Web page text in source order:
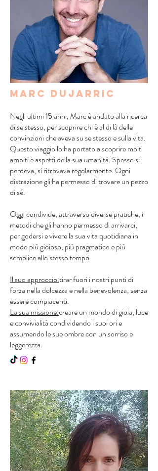
Marc Dujarric
Negli ultimi 15 anni, Marc è andato alla ricerca
di se stesso, per scoprire chi è al di là delle
convinzioni che aveva su se stesso e sulla vita.
Questo viaggio lo ha portato a scoprire molti
ambiti e aspetti della sua umanità. Spesso si
perdeva, si ritrovava regolarmente. Ogni
distrazione gli ha permesso di trovare un pezzo
di sé.
Oggi condivide, attraverso diverse pratiche, i
metodi che gli hanno permesso di arrivarci,
per godersi e vivere la sua vita quotidiana in
modo più gioioso, più pragmatico e più
semplice allo stesso tempo.
Il suo approccio:tirar fuori i nostri punti di
forza nella dolcezza e nella benevolenza, senza
essere compiacenti.
La sua missione:creare un mondo di gioia, luce
e convivialità condividendo i suoi ori e
assumendo le sue ombre con un sorriso e
leggerezza.